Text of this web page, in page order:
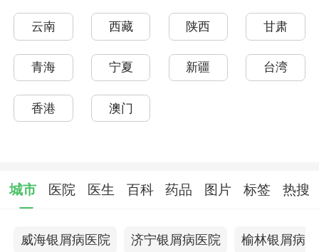
云南 西藏 陕西 甘肃
青海 宁夏 新疆 台湾
香港 澳门
城市 医院 医生 百科 药品 图片 标签 热搜
威海银屑病医院 济宁银屑病医院 榆林银屑病